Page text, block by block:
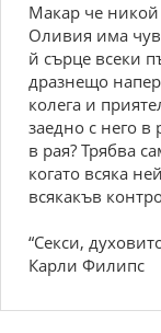
Макар че никой
Оливия има
й сърце всеки
дразнещо
колега и
заедно с него
в рая? Трябва
когато всяка
всякакъв
“Секси,
Карли Филипс